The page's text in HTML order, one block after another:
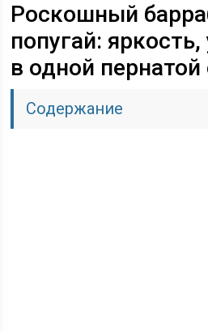
Роскошный
попугай:
в одной пернатой
Содержание